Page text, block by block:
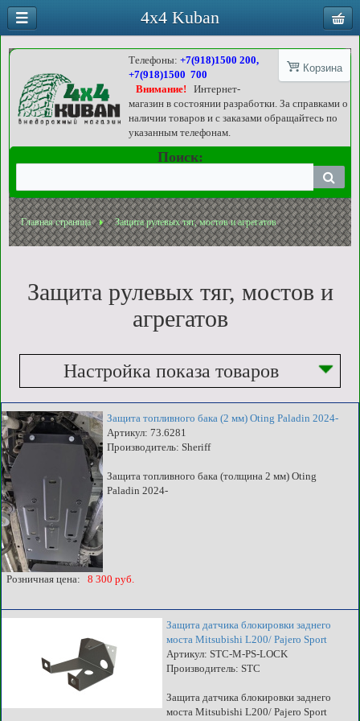
Корзина
Телефоны:+7(918)1500 200,
+7(918)1500 700
Внимание!
Интернет-
магазин в состоянии разработки. За справками о
наличии товаров и с заказами обращайтесь по
указанным телефонам.
Поиск:
Главная страница Защита рулевых тяг, мостов и агрегатов
Защита рулевых тяг, мостов и
агрегатов
Настройка показа товаров
Защита топливного бака (2 мм) Oting Paladin 2024-
Артикул: 73.6281
Производитель: Sheriff
Защита топливного бака (толщина 2 мм) Oting
Paladin 2024-
Розничная цена: 8 300 руб.
Защита датчика блокировки заднего
моста Mitsubishi L200/ Pajero Sport
Артикул: STC-M-PS-LOCK
Производитель: STC
Защита датчика блокировки заднего
моста Mitsubishi L200/ Pajero Sport
4x4 Kuban